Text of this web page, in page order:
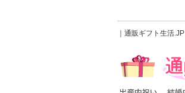
｜通販ギフト生活.JP